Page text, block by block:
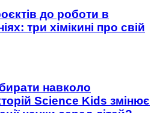
до роботи в
три хімікині про свій
навколо
Science Kids змінює